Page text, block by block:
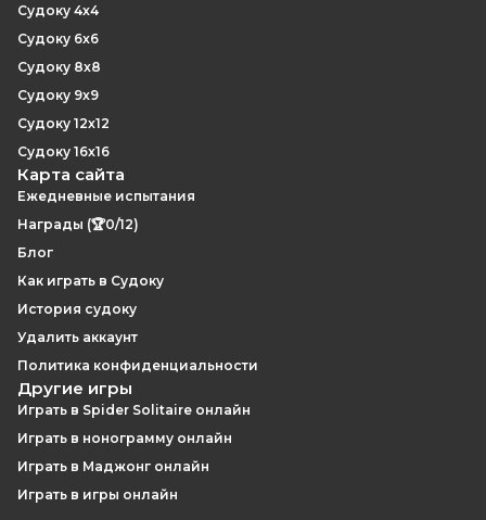
Судоку 4x4
Судоку 6x6
Судоку 8x8
Судоку 9x9
Судоку 12x12
Судоку 16x16
Карта сайта
Ежедневные испытания
Награды (🏆0/12)
Блог
Как играть в Судоку
История судоку
Удалить аккаунт
Политика конфиденциальности
Другие игры
Играть в Spider Solitaire онлайн
Играть в нонограмму онлайн
Играть в Маджонг онлайн
Играть в игры онлайн